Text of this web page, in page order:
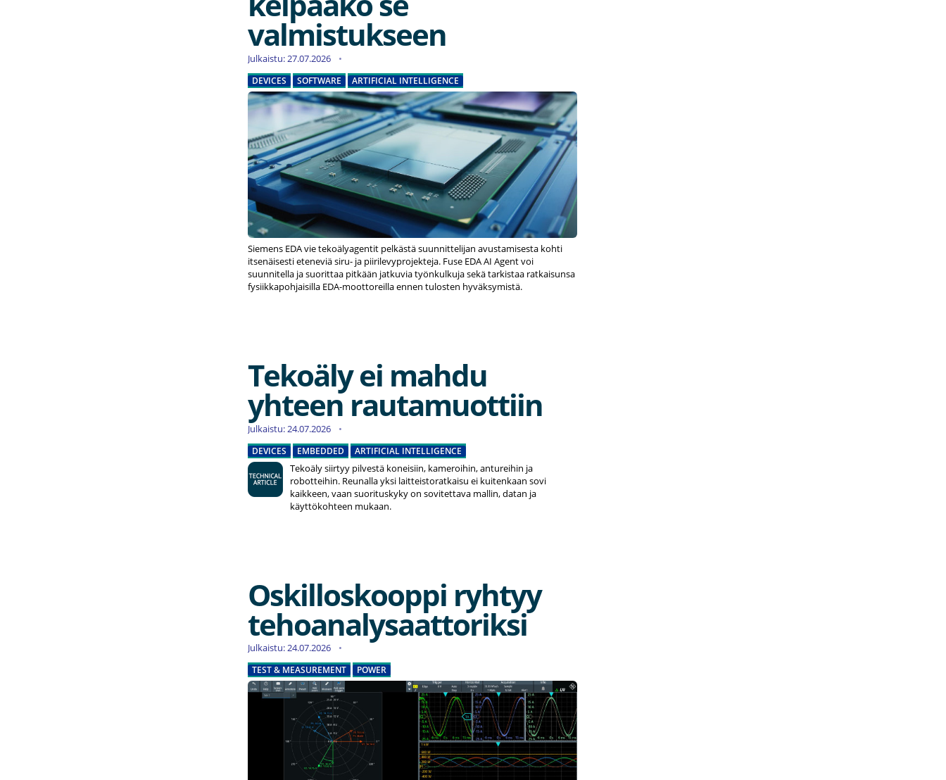
valmistukseen
Julkaistu: 27.07.2026
DEVICES SOFTWARE ARTIFICIAL INTELLIGENCE
Siemens EDA vie tekoälyagentit pelkästä suunnittelijan avustamisesta kohti
itsenäisesti eteneviä siru- ja piirilevyprojekteja. Fuse EDA AI Agent voi
suunnitella ja suorittaa pitkään jatkuvia työnkulkuja sekä tarkistaa ratkaisunsa
fysiikkapohjaisilla EDA-moottoreilla ennen tulosten hyväksymistä.
Tekoäly ei mahdu
yhteen rautamuottiin
Julkaistu: 24.07.2026
DEVICES EMBEDDED ARTIFICIAL INTELLIGENCE
Tekoäly siirtyy pilvestä koneisiin, kameroihin, antureihin ja
robotteihin. Reunalla yksi laitteistoratkaisu ei kuitenkaan sovi
kaikkeen, vaan suorituskyky on sovitettava mallin, datan ja
käyttökohteen mukaan.
Oskilloskooppi ryhtyy
tehoanalysaattoriksi
Julkaistu: 24.07.2026
TEST & MEASUREMENT POWER